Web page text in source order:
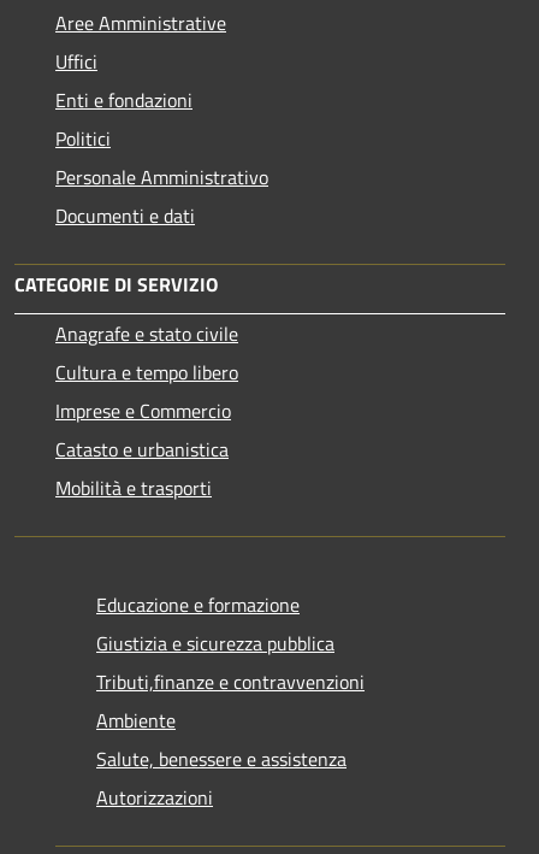
Aree Amministrative
Uffici
Enti e fondazioni
Politici
Personale Amministrativo
Documenti e dati
CATEGORIE DI SERVIZIO
Anagrafe e stato civile
Cultura e tempo libero
Imprese e Commercio
Catasto e urbanistica
Mobilità e trasporti
Educazione e formazione
Giustizia e sicurezza pubblica
Tributi,finanze e contravvenzioni
Ambiente
Salute, benessere e assistenza
Autorizzazioni